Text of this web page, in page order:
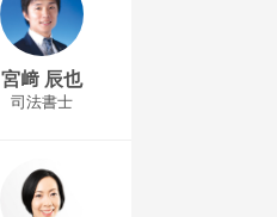
宮﨑 辰也
司法書士